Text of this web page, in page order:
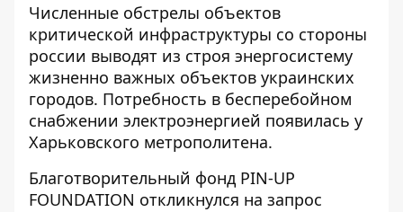
Численные обстрелы объектов
критической инфраструктуры со стороны
россии выводят из строя энергосистему
жизненно важных объектов украинских
городов. Потребность в бесперебойном
снабжении электроэнергией появилась у
Харьковского метрополитена.
Благотворительный фонд PIN-UP
FOUNDATION откликнулся на запрос